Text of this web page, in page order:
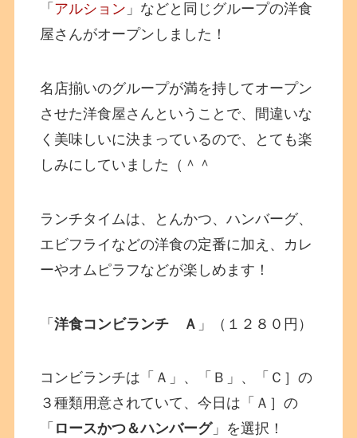
「 アルション 」などと同じグループの洋食
屋さんがオープンしました！
名店揃いのグループが満を持してオープン
させた洋食屋さんということで、間違いな
く美味しいに決まっているので、とても楽
しみにしていました（＾＾
ランチタイムは、とんかつ、ハンバーグ、
エビフライなどの洋食の定番に加え、カレ
ーやオムピラフなどが楽しめます！
「洋食コンビランチ Ａ 」（１２８０円）
コンビランチは「Ａ」、「Ｂ」、「Ｃ］の
３種類用意されていて、今日は「Ａ］の
「 ロースかつ＆ハンバーグ」を選択！